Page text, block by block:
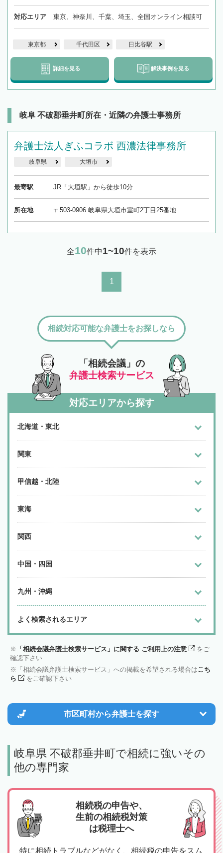
対応エリア 東京、神奈川、千葉、埼玉、全国オンライン相談可
東京都 千代田区 日比谷駅
詳細を見る 解決事例を見る
岐阜 不破郡垂井町所在・近隣の弁護士事務所
弁護士法人ぎふコラボ 西濃法律事務所
岐阜県 大垣市
最寄駅 JR「大垣駅」から徒歩10分
所在地 〒503-0906 岐阜県大垣市室町2丁目25番地
全10件中1~10件を表示
1
「相続会議」の
弁護士検索サービス
相続対応可能な弁護士をお探しなら
対応エリアから探す
北海道・東北
関東
甲信越・北陸
東海
関西
中国・四国
九州・沖縄
よく検索されるエリア
「相続会議弁護士検索サービス」に関する ご利用上の注意
をご
確認下さい
「相続会議弁護士検索サービス」への掲載を希望される場合はこち
ら
をご確認下さい
市区町村から弁護士を探す
岐阜県 不破郡垂井町で相続に強いその
他の専門家
相続税の申告や、
生前の相続税対策
は税理士へ
特に相続トラブルなどがなく、相続税の申告をスム